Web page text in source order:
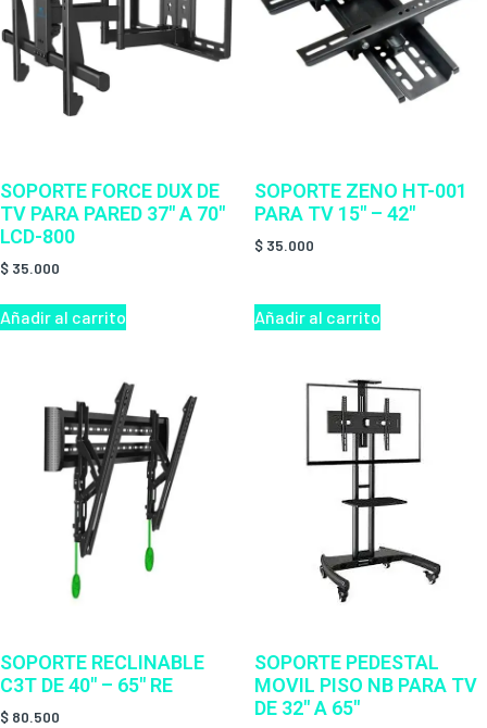
SOPORTE FORCE DUX DE
TV PARA PARED 37″ A 70″
LCD-800
$ 35.000
Añadir al carrito
SOPORTE ZENO HT-001
PARA TV 15″ – 42″
$ 35.000
Añadir al carrito
SOPORTE RECLINABLE
C3T DE 40″ – 65″ RE
$ 80.500
SOPORTE PEDESTAL
MOVIL PISO NB PARA TV
DE 32″ A 65″